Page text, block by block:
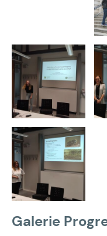
Galerie